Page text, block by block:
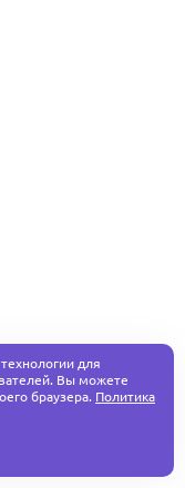
для
Вы можете
браузера. Политика